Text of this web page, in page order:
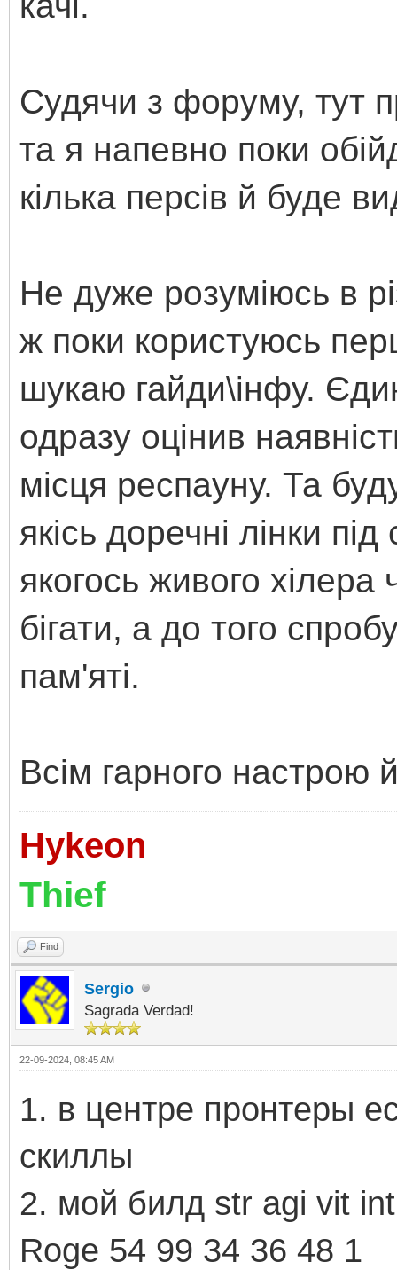
Судячи з форуму, тут
та я напевно поки
кілька персів й буде
Не дуже розуміюсь в
ж поки користуюсь
шукаю гайди\інфу.
одразу оцінив
місця респауну. Та
якісь доречні лінки
якогось живого
бігати, а до того
пам'яті.
Всім гарного
Hykeon
Thief
Find
Sergio
Sagrada Verdad!
22-09-2024, 08:45 AM
1. в центре пронтеры
скиллы
2. мой билд str agi vit
Roge 54 99 34 36 48 1